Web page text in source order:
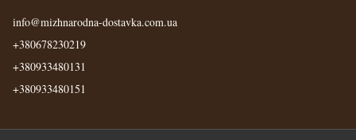
info@mizhnarodna-dostavka.com.ua
+380678230219
+380933480131
+380933480151